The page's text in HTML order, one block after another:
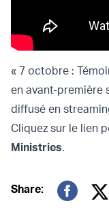
« 7 octobre :
en avant-première
diffusé en
Cliquez sur le lien
Ministries.
Share: